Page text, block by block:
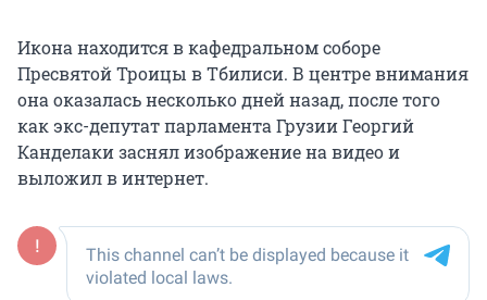
Икона находится в кафедральном соборе
Пресвятой Троицы в Тбилиси. В центре внимания
она оказалась несколько дней назад, после того
как экс-депутат парламента Грузии Георгий
Канделаки заснял изображение на видео и
выложил в интернет.